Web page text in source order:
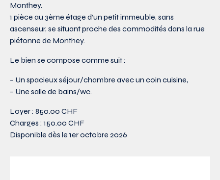
Monthey.
1 pièce au 3ème étage d’un petit immeuble, sans
ascenseur, se situant proche des commodités dans la rue
piétonne de Monthey.
Le bien se compose comme suit :
– Un spacieux séjour/chambre avec un coin cuisine,
– Une salle de bains/wc.
Loyer : 850.00 CHF
Charges : 150.00 CHF
Disponible dès le 1er octobre 2026